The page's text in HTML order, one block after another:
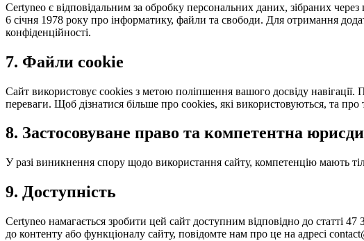
Certyneo є відповідальним за обробку персональних даних, зібраних
6 січня 1978 року про інформатику, файли та свободи. Для отримання
конфіденційності.
7. Файли cookie
Сайт використовує cookies з метою поліпшення вашого досвіду
переваги. Щоб дізнатися більше про cookies, які використовуються, та
8. Застосовуване право та компетентна
У разі виникнення спору щодо використання сайту, компетенцію мають
9. Доступність
Certyneo намагається зробити цей сайт доступним відповідно до статті
до контенту або функціоналу сайту, повідомте нам про це на адресі